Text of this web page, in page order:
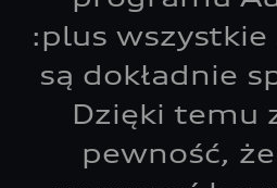
:plus
są dokładnie
Dzięki temu
pewność,